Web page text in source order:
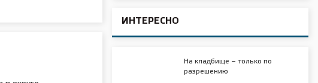
ИНТЕРЕСНО
На кладбище – только по
разрешению